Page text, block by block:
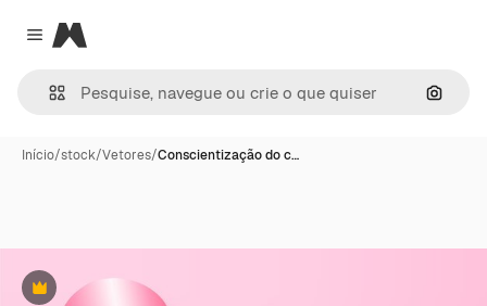
Close menu
Magnific
Início/stock/Vetores/Conscientização do c…
Premium